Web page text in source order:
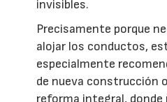
invisibles.
Precisamente porque
alojar los conductos,
especialmente
de nueva construcción
reforma integral, donde